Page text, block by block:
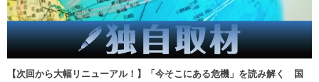
【次回から大幅リニューアル！】「今そこにある危機」を読み解く 国